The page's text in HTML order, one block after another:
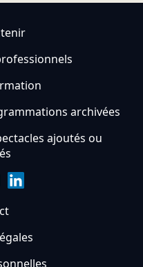
archivées
ajoutés ou